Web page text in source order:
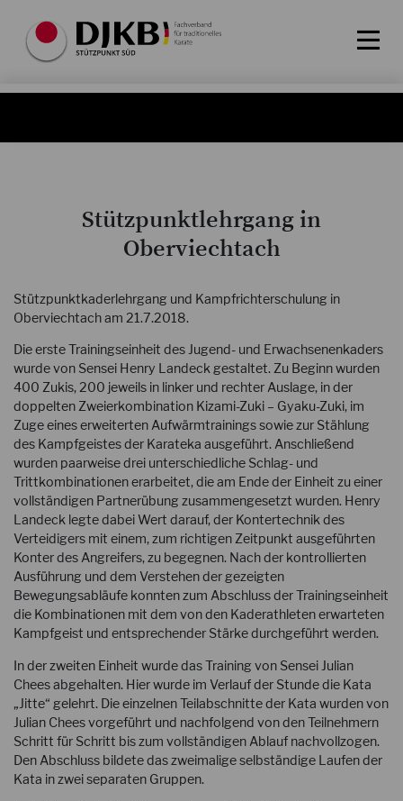
Stützpunktlehrgang in
Oberviechtach
Stützpunktkaderlehrgang und Kampfrichterschulung in
Oberviechtach am 21.7.2018.
Die erste Trainingseinheit des Jugend- und Erwachsenenkaders
wurde von Sensei Henry Landeck gestaltet. Zu Beginn wurden
400 Zukis, 200 jeweils in linker und rechter Auslage, in der
doppelten Zweierkombination Kizami-Zuki – Gyaku-Zuki, im
Zuge eines erweiterten Aufwärmtrainings sowie zur Stählung
des Kampfgeistes der Karateka ausgeführt. Anschließend
wurden paarweise drei unterschiedliche Schlag- und
Trittkombinationen erarbeitet, die am Ende der Einheit zu einer
vollständigen Partnerübung zusammengesetzt wurden. Henry
Landeck legte dabei Wert darauf, der Kontertechnik des
Verteidigers mit einem, zum richtigen Zeitpunkt ausgeführten
Konter des Angreifers, zu begegnen. Nach der kontrollierten
Ausführung und dem Verstehen der gezeigten
Bewegungsabläufe konnten zum Abschluss der Trainingseinheit
die Kombinationen mit dem von den Kaderathleten erwarteten
Kampfgeist und entsprechender Stärke durchgeführt werden.
In der zweiten Einheit wurde das Training von Sensei Julian
Chees abgehalten. Hier wurde im Verlauf der Stunde die Kata
„Jitte“ gelehrt. Die einzelnen Teilabschnitte der Kata wurden von
Julian Chees vorgeführt und nachfolgend von den Teilnehmern
Schritt für Schritt bis zum vollständigen Ablauf nachvollzogen.
Den Abschluss bildete das zweimalige selbständige Laufen der
Kata in zwei separaten Gruppen.